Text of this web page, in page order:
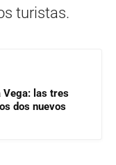
turistas.
Vega: las tres
dos nuevos